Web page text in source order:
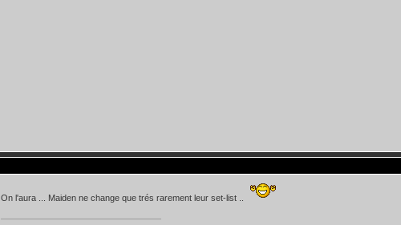
On l'aura ... Maiden ne change que trés rarement leur set-list ..